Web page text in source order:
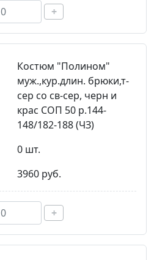
+
Костюм "Полином"
муж.,кур.длин. брюки,т-
сер со св-сер, черн и
крас СОП 50 р.144-
148/182-188 (ЧЗ)
0 шт.
3960 руб.
+